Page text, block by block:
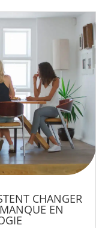
CHANGER
EN